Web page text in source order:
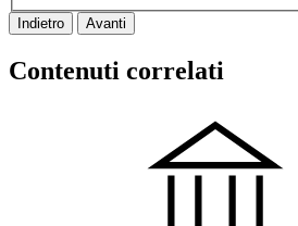
Indietro Avanti
Contenuti correlati